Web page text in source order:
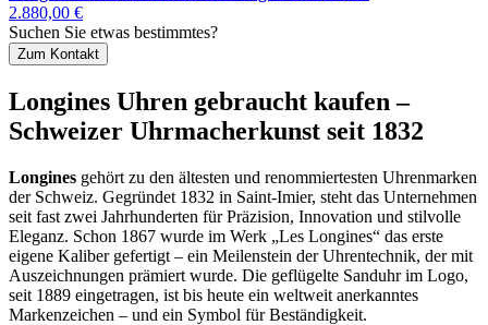
2.880,00 €
Suchen Sie etwas bestimmtes?
Zum Kontakt
Longines Uhren gebraucht kaufen –
Schweizer Uhrmacherkunst seit 1832
Longines gehört zu den ältesten und renommiertesten Uhrenmarken
der Schweiz. Gegründet 1832 in Saint-Imier, steht das Unternehmen
seit fast zwei Jahrhunderten für Präzision, Innovation und stilvolle
Eleganz. Schon 1867 wurde im Werk „Les Longines“ das erste
eigene Kaliber gefertigt – ein Meilenstein der Uhrentechnik, der mit
Auszeichnungen prämiert wurde. Die geflügelte Sanduhr im Logo,
seit 1889 eingetragen, ist bis heute ein weltweit anerkanntes
Markenzeichen – und ein Symbol für Beständigkeit.